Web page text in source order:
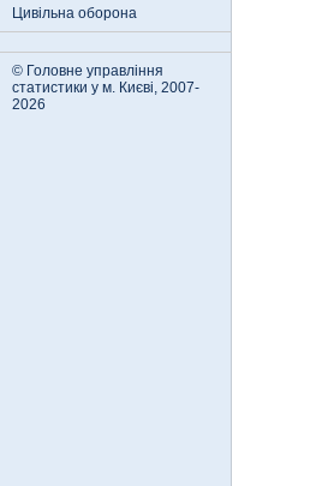
Цивільна оборона
© Головне управління
статистики у м. Києві, 2007-
2026